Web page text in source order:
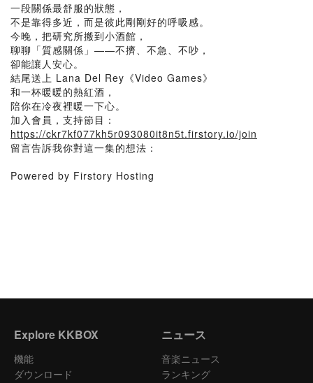
一段關係最舒服的狀態，
不是靠得多近，而是彼此剛剛好的呼吸感。
今晚，把研究所搬到小酒館，
聊聊「質感關係」——不擠、不急、不吵，
卻能讓人安心。
結尾送上 Lana Del Rey《Video Games》
和一杯暖暖的熱紅酒，
陪你在冷夜裡暖一下心。
加入會員，支持節目：
https://ckr7kf077kh5r093080it8n5t.firstory.io/join
留言告訴我你對這一集的想法：
Powered by Firstory Hosting
Explore KKBOX
機能
ダウンロード
ニュース
音楽ニュース
ランキング